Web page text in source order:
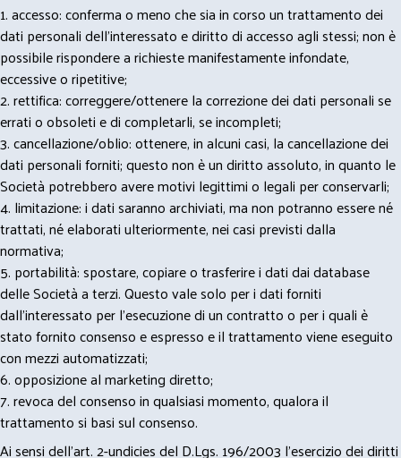
1. accesso: conferma o meno che sia in corso un trattamento dei
dati personali dell’interessato e diritto di accesso agli stessi; non è
possibile rispondere a richieste manifestamente infondate,
eccessive o ripetitive;
2. rettifica: correggere/ottenere la correzione dei dati personali se
errati o obsoleti e di completarli, se incompleti;
3. cancellazione/oblio: ottenere, in alcuni casi, la cancellazione dei
dati personali forniti; questo non è un diritto assoluto, in quanto le
Società potrebbero avere motivi legittimi o legali per conservarli;
4. limitazione: i dati saranno archiviati, ma non potranno essere né
trattati, né elaborati ulteriormente, nei casi previsti dalla
normativa;
5. portabilità: spostare, copiare o trasferire i dati dai database
delle Società a terzi. Questo vale solo per i dati forniti
dall’interessato per l’esecuzione di un contratto o per i quali è
stato fornito consenso e espresso e il trattamento viene eseguito
con mezzi automatizzati;
6. opposizione al marketing diretto;
7. revoca del consenso in qualsiasi momento, qualora il
trattamento si basi sul consenso.
Ai sensi dell’art. 2-undicies del D.Lgs. 196/2003 l’esercizio dei diritti